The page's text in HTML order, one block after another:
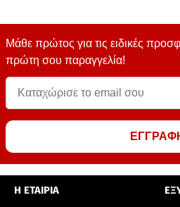
Μάθε πρώτος για τις ειδικές
πρώτη σου παραγγελία!
Η ΕΤΑΙΡΙΑ